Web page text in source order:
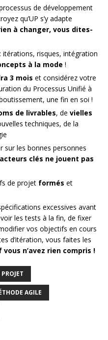
de développement
qu’UP s’y adapte
à changer, vous dites-
itérations, risques, intégration
à la mode !
3 mois et considérez votre
du Processus Unifié à
une fin en soi !
de livrables, de vielles
techniques, de la
sur les bonnes personnes
clés ne jouent pas
de projet formés et
excessives avant
les tests à la fin, de fixer
vos objectifs en cours
d’itération, vous faites les
vous n’avez rien compris !
AGILE